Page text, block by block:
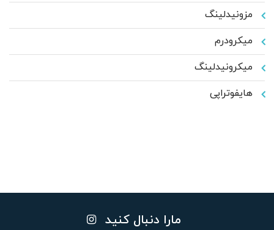
مزونیدلینگ
میکرودرم
میکرونیدلینگ
هایفوتراپی
مارا دنبال کنید